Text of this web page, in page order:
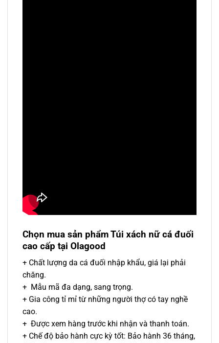
Chọn mua sản phẩm Túi xách nữ cá đuối
cao cấp tại Olagood
+ Chất lượng da cá đuối nhập khẩu, giá lại phải
chăng.
+ Mẫu mã đa dạng, sang trọng.
+ Gia công tỉ mỉ từ những người thợ có tay nghề
cao.
+ Được xem hàng trước khi nhận và thanh toán.
+ Chế độ bảo hành cực kỳ tốt: Bảo hành 36 tháng,